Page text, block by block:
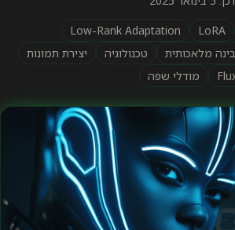
LoRA
Low-Rank Adaptation
בינה מלאכותית טכנולוגיה
יצירת תמונות
מודלי שפה